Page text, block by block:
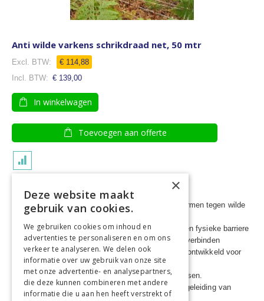
Anti wilde varkens schrikdraad net, 50 mtr
€ 114,88
€ 139,00
In winkelwagen
Toevoegen aan offerte
Voorzien van stevige 19 mm paaltjes
De beste oplossing om uw gewassen te beschermen tegen wilde
zwijnen
Een elektrische afrastering in combinatie met een fysieke barriere
Meerdere netten zijn gemakkelijk met elkaar te verbinden
Een compleet en sterk afrasteringsnet speciaal ontwikkeld voor
het tegenhouden van wilde zwijnen
U voorkomt hiermee veel schade aan uw gewassen.
Geschikt voor langere afstanden door optimale geleiding van
stroom en stevige palen.
×
Deze website maakt
gebruik van cookies.
We gebruiken cookies om inhoud en
advertenties te personaliseren en om ons
verkeer te analyseren. We delen ook
informatie over uw gebruik van onze site
met onze advertentie- en analysepartners,
die deze kunnen combineren met andere
informatie die u aan hen heeft verstrekt of